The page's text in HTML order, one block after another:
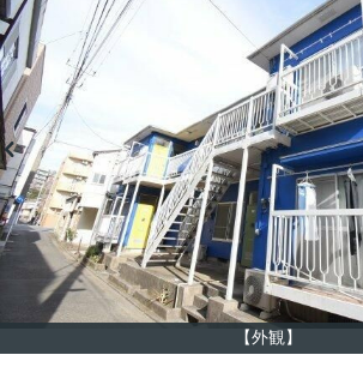
【外観】